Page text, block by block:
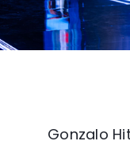
Gonzalo